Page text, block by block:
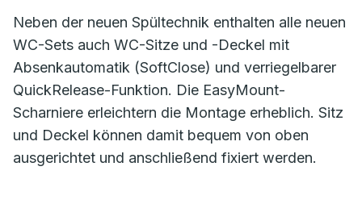
Neben der neuen Spültechnik enthalten alle neuen
WC-Sets auch WC-Sitze und -Deckel mit
Absenkautomatik (SoftClose) und verriegelbarer
QuickRelease-Funktion. Die EasyMount-
Scharniere erleichtern die Montage erheblich. Sitz
und Deckel können damit bequem von oben
ausgerichtet und anschließend fixiert werden.